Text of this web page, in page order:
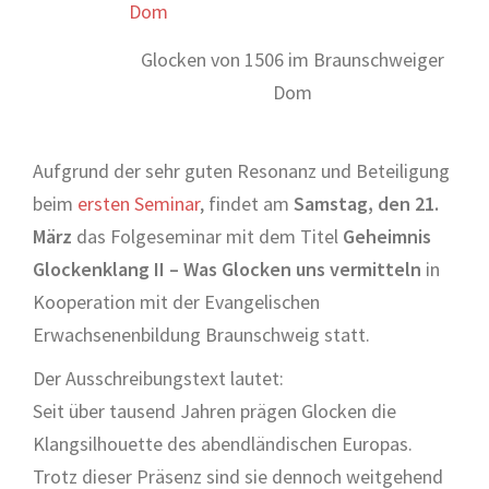
Glocken von 1506 im Braunschweiger
Dom
Aufgrund der sehr guten Resonanz und Beteiligung
beim ersten Seminar, findet am Samstag, den 21.
März das Folgeseminar mit dem Titel Geheimnis
Glockenklang II – Was Glocken uns vermitteln in
Kooperation mit der Evangelischen
Erwachsenenbildung Braunschweig statt.
Der Ausschreibungstext lautet:
Seit über tausend Jahren prägen Glocken die
Klangsilhouette des abendländischen Europas.
Trotz dieser Präsenz sind sie dennoch weitgehend